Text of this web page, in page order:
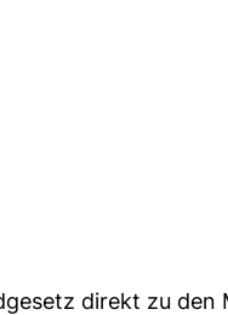
direkt zu